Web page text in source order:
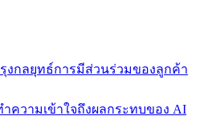
งกลยุทธ์การมีส่วนร่วมของลูกค้า
ความเข้าใจถึงผลกระทบของ AI